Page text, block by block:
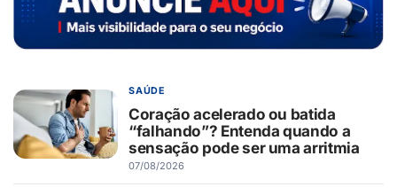
SAÚDE
Coração acelerado ou batida
“falhando”? Entenda quando a
sensação pode ser uma arritmia
07/08/2026